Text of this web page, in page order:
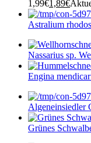
1,99€1,89€
Astralium
Nassarius sp.
Engina
Algeneinsiedler
Grünes